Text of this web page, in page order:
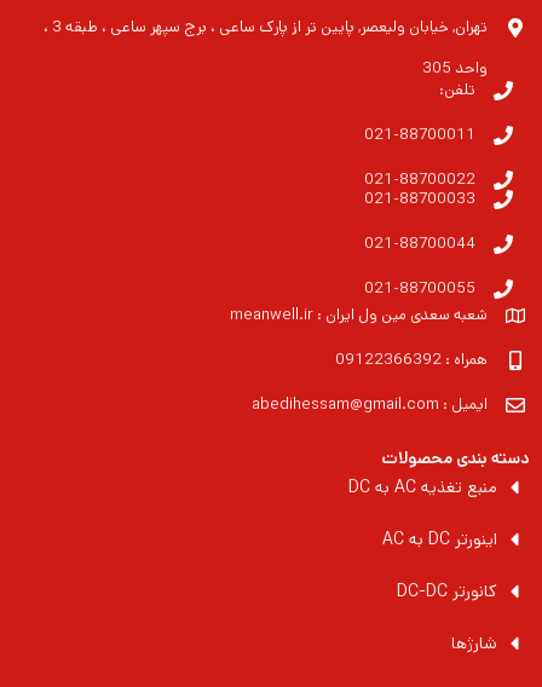
تهران, خیابان ولیعصر, پایین تر از پارک ساعی ، برج سپهر ساعی ، طبقه 3 ،
واحد 305
تلفن:
021-88700011
021-88700022
021-88700033
021-88700044
021-88700055
شعبه سعدی مین ول ایران : meanwell.ir
همراه : 09122366392
ایمیل : abedihessam@gmail.com
دسته بندی محصولات
منبع تغذیه AC به DC
اینورتر DC به AC
کانورتر DC-DC
شارژها